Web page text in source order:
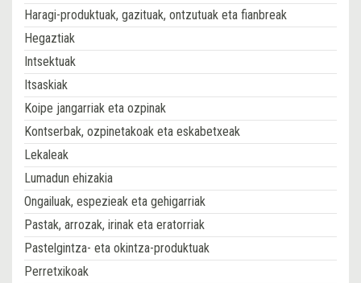
Haragi-produktuak, gazituak, ontzutuak eta fianbreak
Hegaztiak
Intsektuak
Itsaskiak
Koipe jangarriak eta ozpinak
Kontserbak, ozpinetakoak eta eskabetxeak
Lekaleak
Lumadun ehizakia
Ongailuak, espezieak eta gehigarriak
Pastak, arrozak, irinak eta eratorriak
Pastelgintza- eta okintza-produktuak
Perretxikoak